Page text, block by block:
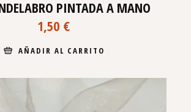
PINTADA A MANO
1,50 €
AÑADIR AL CARRITO